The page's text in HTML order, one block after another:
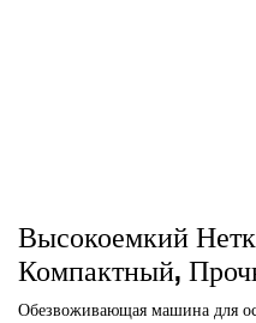
Высокоемкий
Компактный,
Обезвоживающая машина для